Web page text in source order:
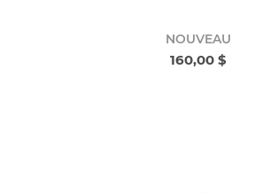
NOUVEAU
160,00 $